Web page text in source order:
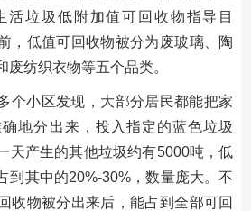
活垃圾低附加值可回收物指导目
，低值可回收物被分为废玻璃、陶
纺织衣物等五个品类。
个小区发现，大部分居民都能把家
地分出来，投入指定的蓝色垃圾
天产生的其他垃圾约有5000吨，低
到其中的20%-30%，数量庞大。不
收物被分出来后，能占到全部可回